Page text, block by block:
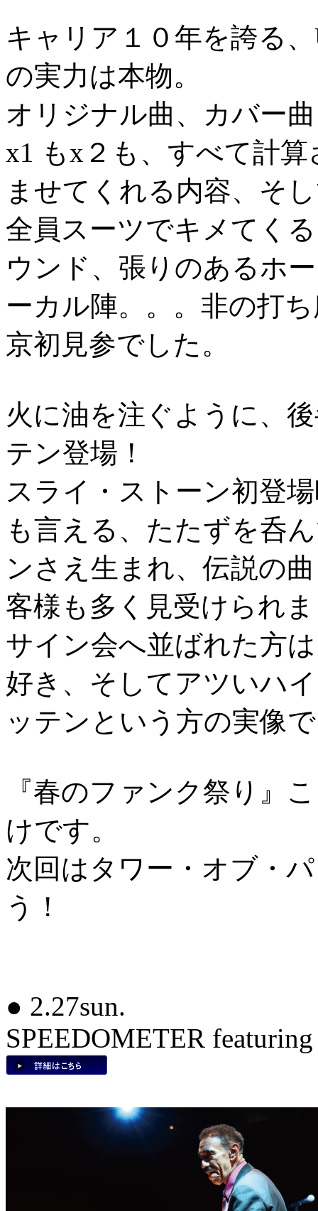
キャリア１０年を誇る
の実力は本物。
オリジナル曲、カバー
x1 もx２も、すべて計
ませてくれる内容、そ
全員スーツでキメてく
ウンド、張りのあるホ
ーカル陣。。。非の打
京初見参でした。
火に油を注ぐように、
テン登場！
スライ・ストーン初登
も言える、たたずを呑
ンさえ生まれ、伝説の
客様も多く見受けられ
サイン会へ並ばれた方
好き、そしてアツいハ
ッテンという方の実像
『春のファンク祭り』
けです。
次回はタワー・オブ・
う！
● 2.27sun.
SPEEDOMETER